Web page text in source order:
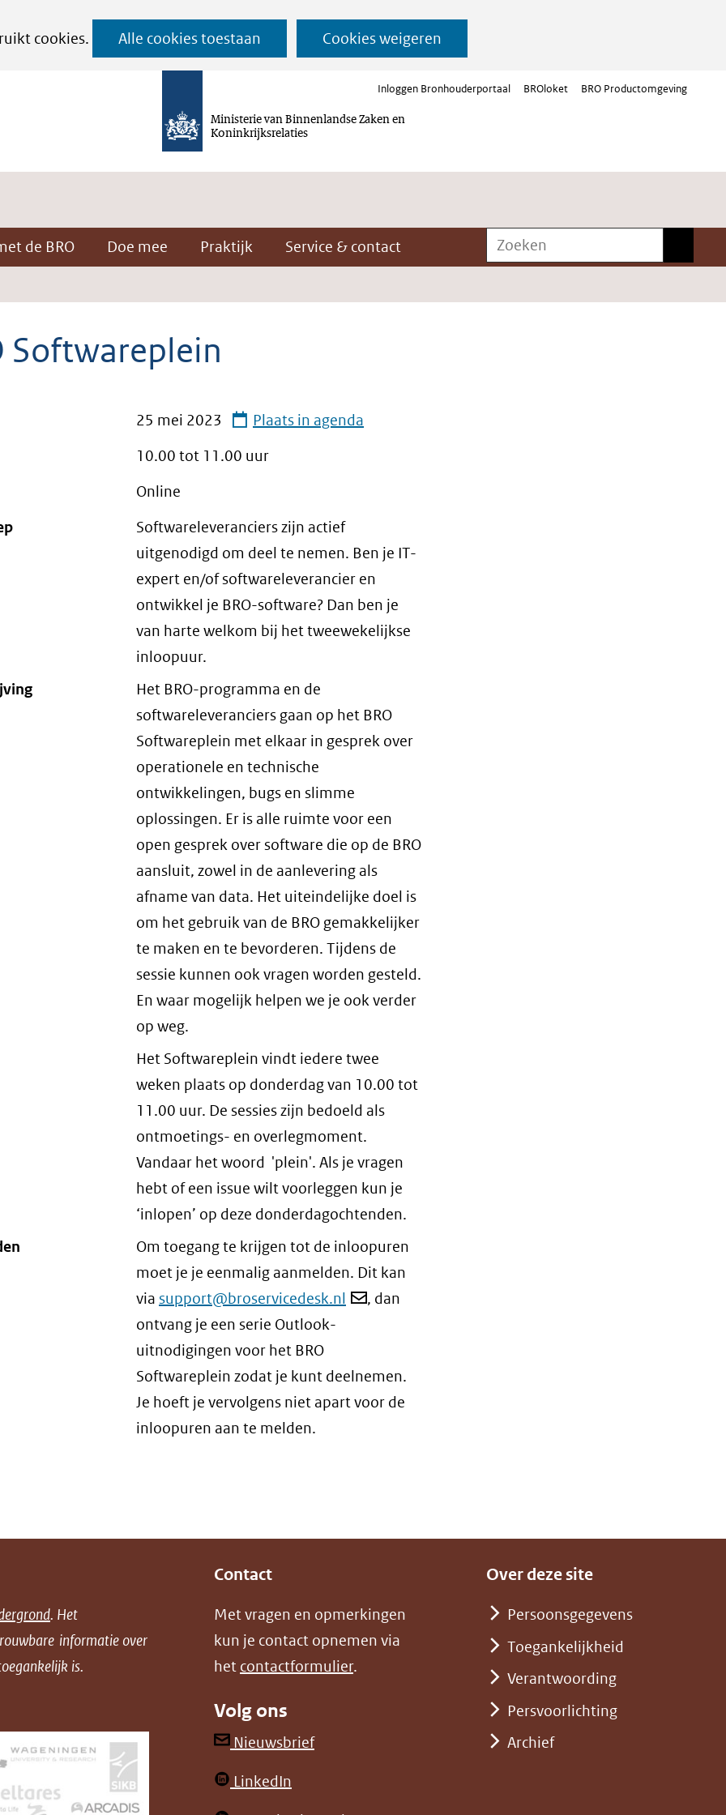
cookies.
Alle cookies toestaan Cookies weigeren
Ga
naar
de
Ministerie van Binnenlandse Zaken en
Koninkrijksrelaties
Inloggen Bronhouderportaal BROloket BRO Productomgeving
de BRO Doe mee Praktijk Service & contact Zoeken
Softwareplein
25 mei 2023
Plaats in agenda
10.00 tot 11.00 uur
Online
Softwareleveranciers zijn actief
uitgenodigd om deel te nemen. Ben je IT-
expert en/of softwareleverancier en
ontwikkel je BRO-software? Dan ben je
van harte welkom bij het tweewekelijkse
inloopuur.
Het BRO-programma en de
softwareleveranciers gaan op het BRO
Softwareplein met elkaar in gesprek over
operationele en technische
ontwikkelingen, bugs en slimme
oplossingen. Er is alle ruimte voor een
open gesprek over software die op de BRO
aansluit, zowel in de aanlevering als
afname van data. Het uiteindelijke doel is
om het gebruik van de BRO gemakkelijker
te maken en te bevorderen. Tijdens de
sessie kunnen ook vragen worden gesteld.
En waar mogelijk helpen we je ook verder
op weg.
Het Softwareplein vindt iedere twee
weken plaats op donderdag van 10.00 tot
11.00 uur. De sessies zijn bedoeld als
ontmoetings- en overlegmoment.
Vandaar het woord 'plein'. Als je vragen
hebt of een issue wilt voorleggen kun je
‘inlopen’ op deze donderdagochtenden.
Om toegang te krijgen tot de inloopuren
moet je je eenmalig aanmelden. Dit kan
via support@broservicedesk.nl
, dan
ontvang je een serie Outlook-
uitnodigingen voor het BRO
Softwareplein zodat je kunt deelnemen.
Je hoeft je vervolgens niet apart voor de
inloopuren aan te melden.
. Het
informatie over
is.
Contact
Met vragen en opmerkingen
kun je contact opnemen via
het contactformulier.
Volg ons
Nieuwsbrief(opent
LinkedIn
Over deze site
Persoonsgegevens
Toegankelijkheid
Verantwoording
Persvoorlichting
Archief